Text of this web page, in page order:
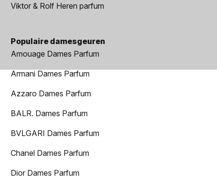
Viktor & Rolf Heren parfum
Populaire damesgeuren
Amouage Dames Parfum
Armani Dames Parfum
Azzaro Dames Parfum
BALR. Dames Parfum
BVLGARI Dames Parfum
Chanel Dames Parfum
Dior Dames Parfum